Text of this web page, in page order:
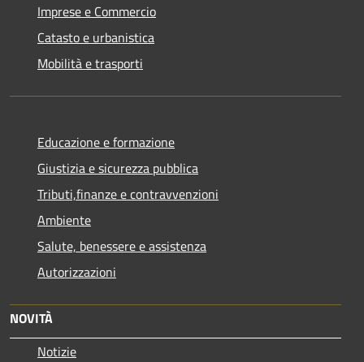
Imprese e Commercio
Catasto e urbanistica
Mobilità e trasporti
Educazione e formazione
Giustizia e sicurezza pubblica
Tributi,finanze e contravvenzioni
Ambiente
Salute, benessere e assistenza
Autorizzazioni
NOVITÀ
Notizie